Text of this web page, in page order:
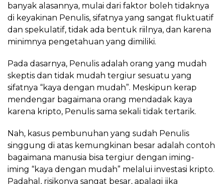
banyak alasannya, mulai dari faktor boleh tidaknya
di keyakinan Penulis, sifatnya yang sangat fluktuatif
dan spekulatif, tidak ada bentuk riilnya, dan karena
minimnya pengetahuan yang dimiliki.
Pada dasarnya, Penulis adalah orang yang mudah
skeptis dan tidak mudah tergiur sesuatu yang
sifatnya “kaya dengan mudah”. Meskipun kerap
mendengar bagaimana orang mendadak kaya
karena kripto, Penulis sama sekali tidak tertarik.
Nah, kasus pembunuhan yang sudah Penulis
singgung di atas kemungkinan besar adalah contoh
bagaimana manusia bisa tergiur dengan iming-
iming “kaya dengan mudah” melalui investasi kripto.
Padahal, risikonya sangat besar, apalagi jika